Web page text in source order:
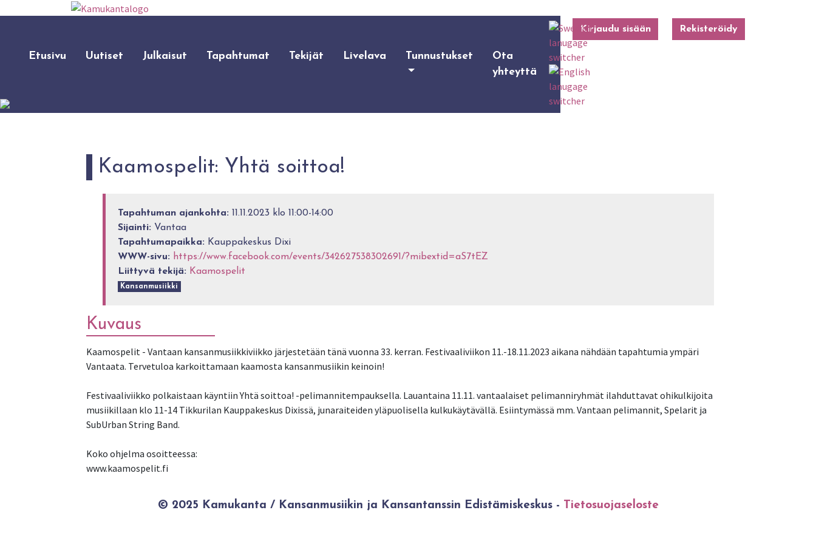
Kirjaudu sisään Rekisteröidy
Etusivu Uutiset Julkaisut Tapahtumat Tekijät Livelava Tunnustukset
Ota
yhteyttä
Kaamospelit: Yhtä soittoa!
Tapahtuman ajankohta: 11.11.2023 klo 11:00-14:00
Sijainti: Vantaa
Tapahtumapaikka: Kauppakeskus Dixi
WWW-sivu: https://www.facebook.com/events/342627538302691/?mibextid=aS7tEZ
Liittyvä tekijä: Kaamospelit
Kansanmusiikki
Kuvaus
Kaamospelit - Vantaan kansanmusiikkiviikko järjestetään tänä vuonna 33. kerran. Festivaaliviikon 11.-18.11.2023 aikana nähdään tapahtumia ympäri
Vantaata. Tervetuloa karkoittamaan kaamosta kansanmusiikin keinoin!
Festivaaliviikko polkaistaan käyntiin Yhtä soittoa! -pelimannitempauksella. Lauantaina 11.11. vantaalaiset pelimanniryhmät ilahduttavat ohikulkijoita
musiikillaan klo 11-14 Tikkurilan Kauppakeskus Dixissä, junaraiteiden yläpuolisella kulkukäytävällä. Esiintymässä mm. Vantaan pelimannit, Spelarit ja
SubUrban String Band.
Koko ohjelma osoitteessa:
www.kaamospelit.fi
© 2025 Kamukanta / Kansanmusiikin ja Kansantanssin Edistämiskeskus - Tietosuojaseloste